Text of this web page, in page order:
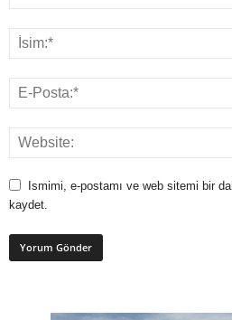
Ismimi, e-postamı ve web sitemi bir
kaydet.